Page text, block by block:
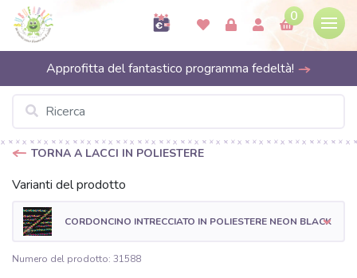
0
Approfitta del fantastico programma fedeltà!
TORNA A LACCI IN POLIESTERE
Varianti del prodotto
CORDONCINO INTRECCIATO IN POLIESTERE NEON BLACK
Numero del prodotto: 31588